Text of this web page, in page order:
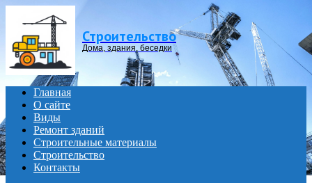
Строительство
Дома, здания, беседки
Главная
О сайте
Виды
Ремонт зданий
Строительные материалы
Строительство
Контакты